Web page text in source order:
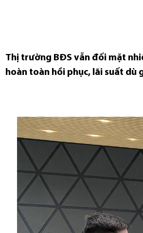
Thị trường BĐS vẫn đối mặt
hoàn toàn hồi phục, lãi suất